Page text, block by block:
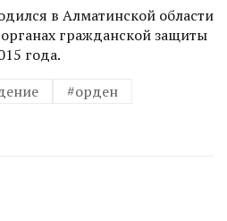
в Алматинской области
органах гражданской защиты
года.
#орден